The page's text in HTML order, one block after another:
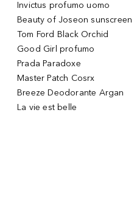
Invictus profumo uomo
Beauty of Joseon sunscreen
Tom Ford Black Orchid
Good Girl profumo
Prada Paradoxe
Master Patch Cosrx
Breeze Deodorante Argan
La vie est belle